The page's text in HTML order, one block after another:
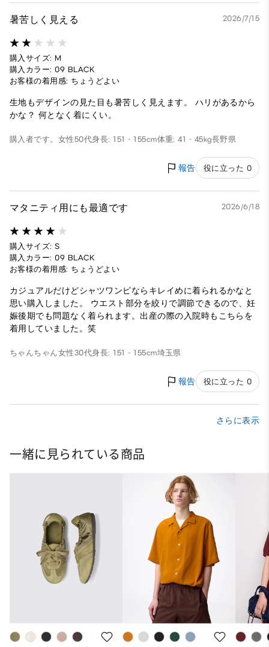
暑苦しく見える 2026/7/15
購入サイズ: M
購入カラー: 09 BLACK
お客様の着用感: ちょうどよい
生地もデザインの見た目も暑苦しく見えます。 ハリがあるから
かな？ 何となく着にくい。
購入者です。 女性50代身長: 151 - 155cm体重: 41 - 45kg長野県
報告 役に立った 0
マタニティ用にも最適です 2026/6/18
購入サイズ: S
購入カラー: 09 BLACK
お客様の着用感: ちょうどよい
カジュアルだけどシャツワンピならキレイめに着られるかなと
思い購入しました。 ウエスト部分を絞りで調節できるので、妊
娠後期でも問題なく着られます。出産の際の入院時もこちらを
着用していました。笑
ちゃんちゃん女性30代身長: 151 - 155cm埼玉県
報告 役に立った 0
さらに表示
一緒に見られている商品